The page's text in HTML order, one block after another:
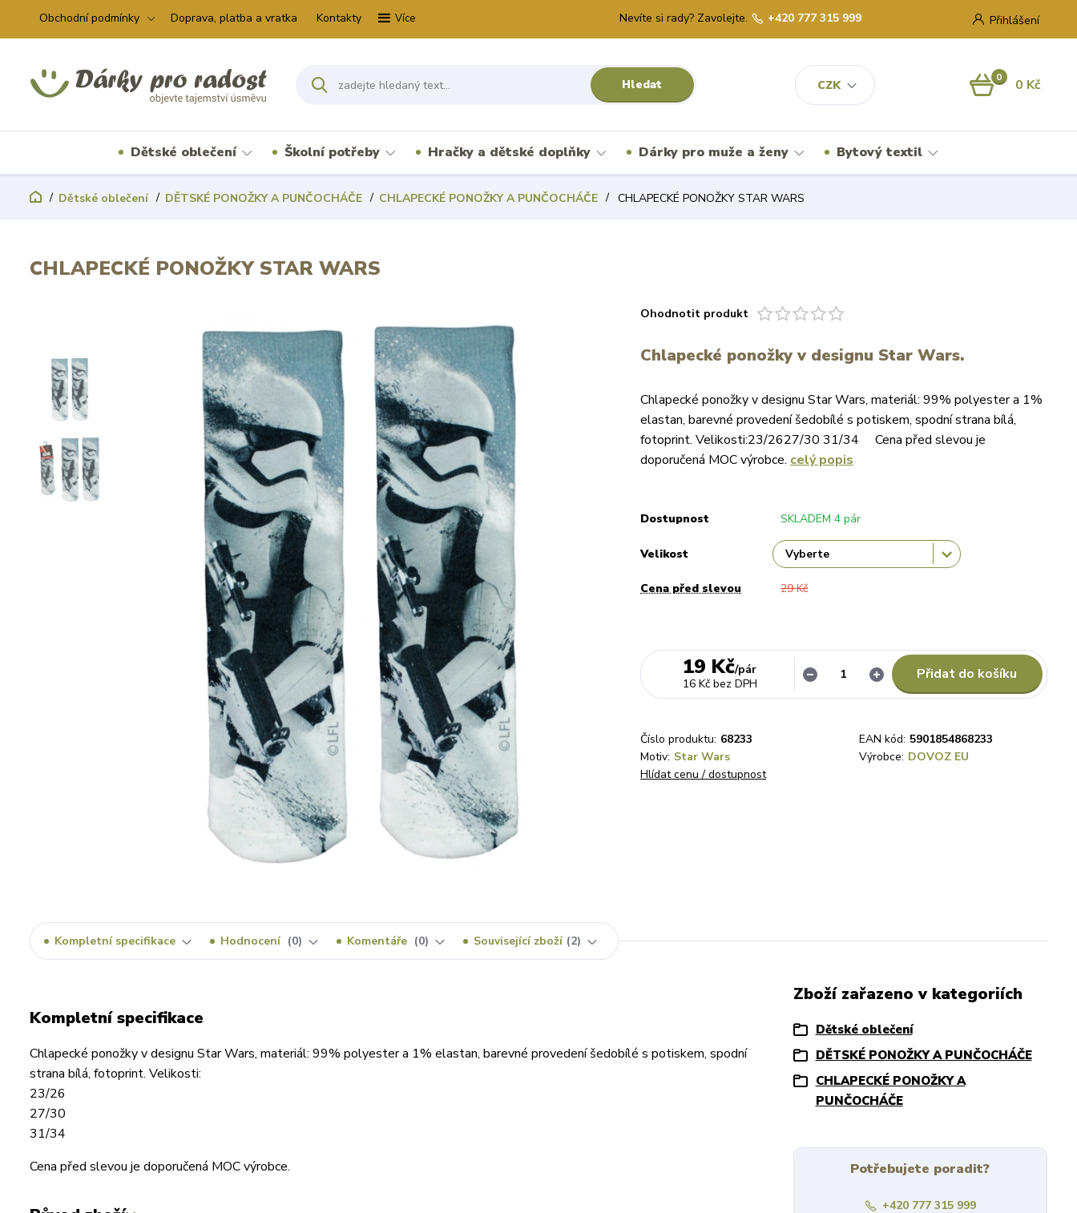
Obchodní podmínky Doprava, platba a vratka Kontakty Více
CZK
Přihlášení
Hledat
Nevíte si rady? Zavolejte. +420 777 315 999
0 0 Kč
Dětské oblečení Školní potřeby Hračky a dětské doplňky Dárky pro muže a ženy Bytový textil
Dětské oblečení DĚTSKÉ PONOŽKY A PUNČOCHÁČE CHLAPECKÉ PONOŽKY A PUNČOCHÁČE CHLAPECKÉ PONOŽKY STAR WARS
CHLAPECKÉ PONOŽKY STAR WARS
Ohodnotit produkt
Chlapecké ponožky v designu Star Wars.
Chlapecké ponožky v designu Star Wars, materiál: 99% polyester a 1%
elastan, barevné provedení šedobílé s potiskem, spodní strana bílá,
fotoprint. Velikosti:23/2627/30 31/34 Cena před slevou je
doporučená MOC výrobce. celý popis
Dostupnost SKLADEM 4 pár
Velikost
Cena před slevou 29 Kč
19 Kč/pár
16 Kč bez DPH
Přidat do košíku
Číslo produktu: 68233 EAN kód: 5901854868233
Motiv: Star Wars Výrobce: DOVOZ EU
Hlídat cenu / dostupnost
Kompletní specifikace Hodnocení 0 Komentáře 0 Související zboží 2
Kompletní specifikace
Chlapecké ponožky v designu Star Wars, materiál: 99% polyester a 1% elastan, barevné provedení šedobílé s potiskem, spodní
strana bílá, fotoprint. Velikosti:
23/26
27/30
31/34
Cena před slevou je doporučená MOC výrobce.
Zboží zařazeno v kategoriích
Dětské oblečení
DĚTSKÉ PONOŽKY A PUNČOCHÁČE
CHLAPECKÉ PONOŽKY A
PUNČOCHÁČE
Potřebujete poradit?
+420 777 315 999